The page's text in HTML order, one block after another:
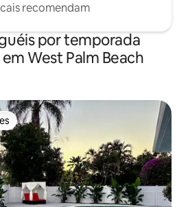
recomendam
por temporada
West Palm Beach